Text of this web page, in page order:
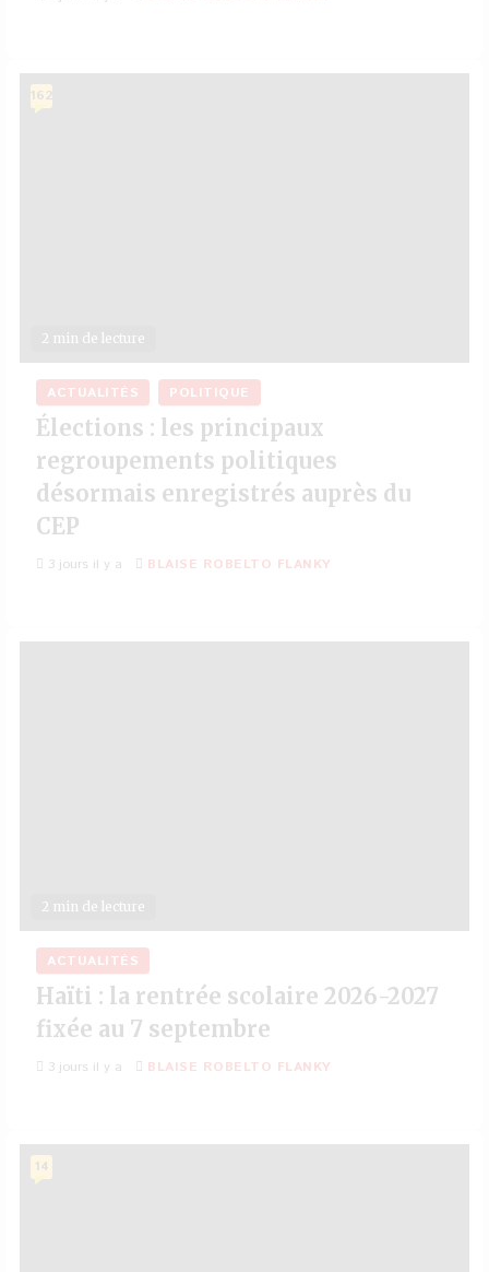
2 min de lecture
162
ACTUALITÉS POLITIQUE
Élections : les principaux
regroupements politiques
désormais enregistrés auprès du
CEP
3 jours il y a BLAISE ROBELTO FLANKY
2 min de lecture
ACTUALITÉS
Haïti : la rentrée scolaire 2026-2027
fixée au 7 septembre
3 jours il y a BLAISE ROBELTO FLANKY
14